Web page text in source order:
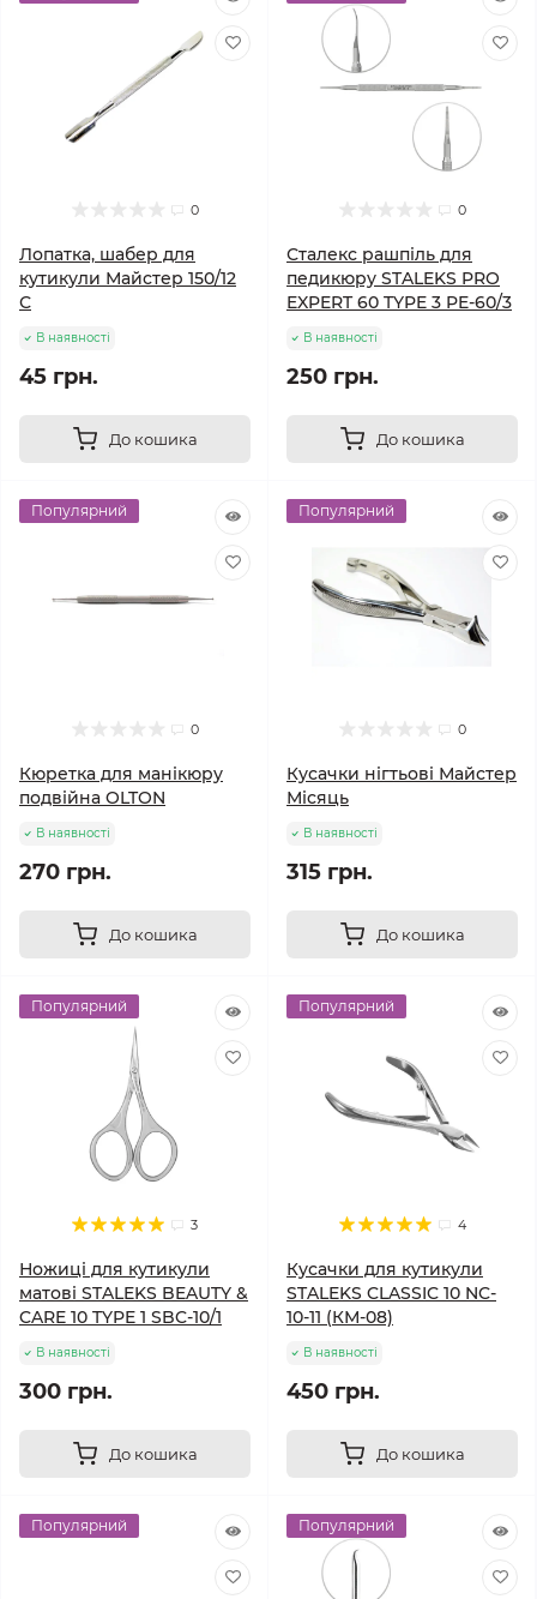
0
Лопатка, шабер для
кутикули Майстер 150/12
С
В наявності
45 грн.
До кошика
0
Сталекс рашпіль для
педикюру STALEKS PRO
EXPERT 60 TYPE 3 PE-60/3
В наявності
250 грн.
До кошика
Популярний
0
Кюретка для манікюру
подвійна OLTON
В наявності
270 грн.
До кошика
Популярний
0
Кусачки нігтьові Майстер
Місяць
В наявності
315 грн.
До кошика
Популярний
3
Ножиці для кутикули
матові STALEKS BEAUTY &
CARE 10 TYPE 1 SBC-10/1
В наявності
300 грн.
До кошика
Популярний
4
Кусачки для кутикули
STALEKS CLASSIC 10 NC-
10-11 (КМ-08)
В наявності
450 грн.
До кошика
Популярний Популярний